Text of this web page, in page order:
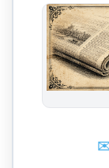
✉️